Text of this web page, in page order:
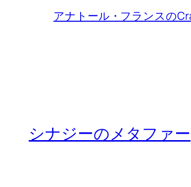
アナトール・フランスの
シナジーのメタファー